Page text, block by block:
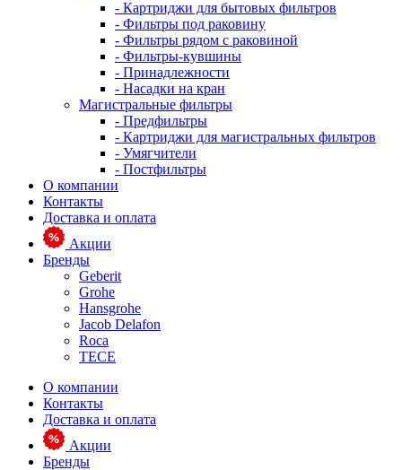
- Картриджи для бытовых фильтров
- Фильтры под раковину
- Фильтры рядом с раковиной
- Фильтры-кувшины
- Принадлежности
- Насадки на кран
Магистральные фильтры
- Предфильтры
- Картриджи для магистральных фильтров
- Умягчители
- Постфильтры
О компании
Контакты
Доставка и оплата
Акции
Бренды
Geberit
Grohe
Hansgrohe
Jacob Delafon
Roca
TECE
О компании
Контакты
Доставка и оплата
Акции
Бренды